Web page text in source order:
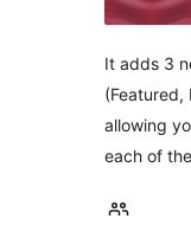
It adds 3
(Featured,
allowing
each of